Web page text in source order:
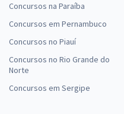
Concursos na Paraíba
Concursos em Pernambuco
Concursos no Piauí
Concursos no Rio Grande do
Norte
Concursos em Sergipe